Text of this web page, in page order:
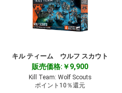
キル ティーム ウルフ スカウト
販売価格:￥9,900
Kill Team: Wolf Scouts
ポイント10％還元